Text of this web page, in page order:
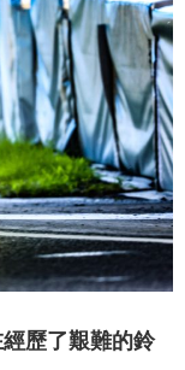
歷了艱難的鈴